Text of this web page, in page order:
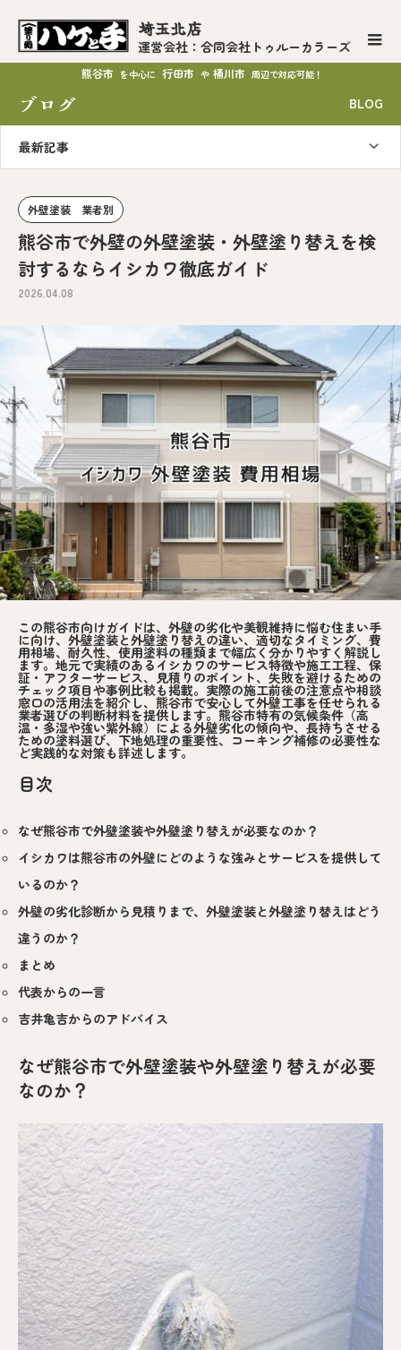
埼玉北店
運営会社：合同会社トゥルーカラーズ
熊谷市 を中心に 行田市 や 桶川市 周辺で対応可能！
ブログ BLOG
最新記事
外壁塗装 業者別
熊谷市で外壁の外壁塗装・外壁塗り替えを検
討するならイシカワ徹底ガイド
2026.04.08
この熊谷市向けガイドは、外壁の劣化や美観維持に悩む住まい手
に向け、外壁塗装と外壁塗り替えの違い、適切なタイミング、費
用相場、耐久性、使用塗料の種類まで幅広く分かりやすく解説し
ます。地元で実績のあるイシカワのサービス特徴や施工工程、保
証・アフターサービス、見積りのポイント、失敗を避けるための
チェック項目や事例比較も掲載。実際の施工前後の注意点や相談
窓口の活用法を紹介し、熊谷市で安心して外壁工事を任せられる
業者選びの判断材料を提供します。熊谷市特有の気候条件（高
温・多湿や強い紫外線）による外壁劣化の傾向や、長持ちさせる
ための塗料選び、下地処理の重要性、コーキング補修の必要性な
ど実践的な対策も詳述します。
目次
なぜ熊谷市で外壁塗装や外壁塗り替えが必要なのか？
イシカワは熊谷市の外壁にどのような強みとサービスを提供して
いるのか？
外壁の劣化診断から見積りまで、外壁塗装と外壁塗り替えはどう
違うのか？
まとめ
代表からの一言
吉井亀吉からのアドバイス
なぜ熊谷市で外壁塗装や外壁塗り替えが必要
なのか？